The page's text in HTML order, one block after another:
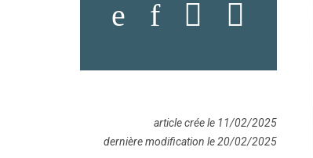
article crée le 11/02/2025
dernière modification le 20/02/2025